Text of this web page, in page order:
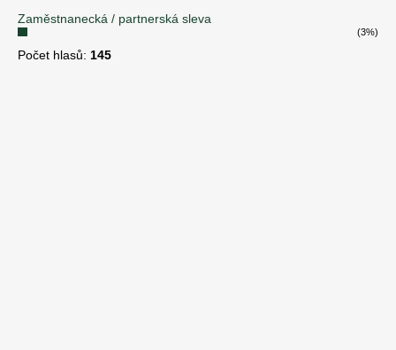
Zaměstnanecká / partnerská sleva
(3%)
Počet hlasů: 145